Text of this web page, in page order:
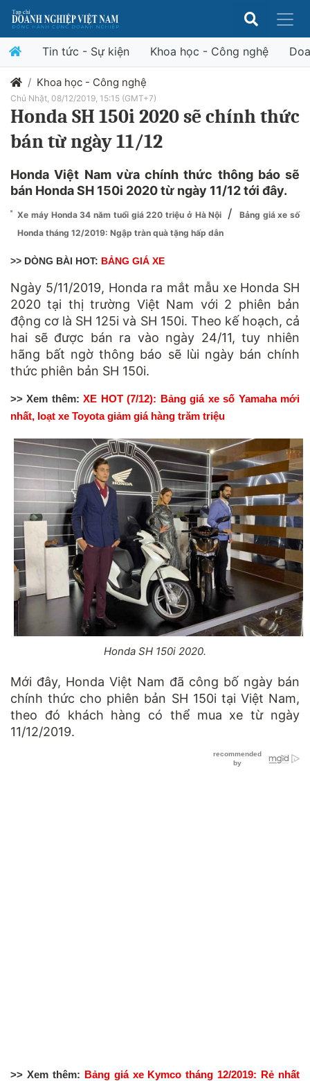
Tin tức - Sự kiện Khoa học - Công nghệ
Khoa học - Công nghệ
Chủ Nhật, 08/12/2019, 15:15 (GMT+7)
Honda SH 150i 2020 sẽ chính thức
bán từ ngày 11/12
Honda Việt Nam vừa chính thức thông báo sẽ
bán Honda SH 150i 2020 từ ngày 11/12 tới đây.
Xe máy Honda 34 năm tuổi giá 220 triệu ở Hà Nội /
Bảng giá xe số
Honda tháng 12/2019: Ngập tràn quà tặng hấp dẫn
>> DÒNG BÀI HOT: BẢNG GIÁ XE
Ngày 5/11/2019, Honda ra mắt mẫu xe Honda SH
2020 tại thị trường Việt Nam với 2 phiên bản
động cơ là SH 125i và SH 150i. Theo kế hoạch, cả
hai sẽ được bán ra vào ngày 24/11, tuy nhiên
hãng bất ngờ thông báo sẽ lùi ngày bán chính
thức phiên bản SH 150i.
>> Xem thêm:XE HOT (7/12): Bảng giá xe số Yamaha mới
nhất, loạt xe Toyota giảm giá hàng trăm triệu
Honda SH 150i 2020.
Mới đây, Honda Việt Nam đã công bố ngày bán
chính thức cho phiên bản SH 150i tại Việt Nam,
theo đó khách hàng có thể mua xe từ ngày
11/12/2019.
>> Xem thêm: Bảng giá xe Kymco tháng 12/2019: Rẻ nhất